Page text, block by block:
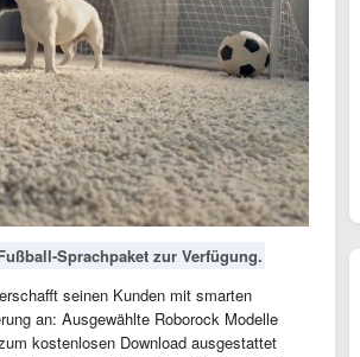
Sprachpaket zur Verfügung.
seinen Kunden mit smarten
an: Ausgewählte Roborock Modelle
kostenlosen Download ausgestattet